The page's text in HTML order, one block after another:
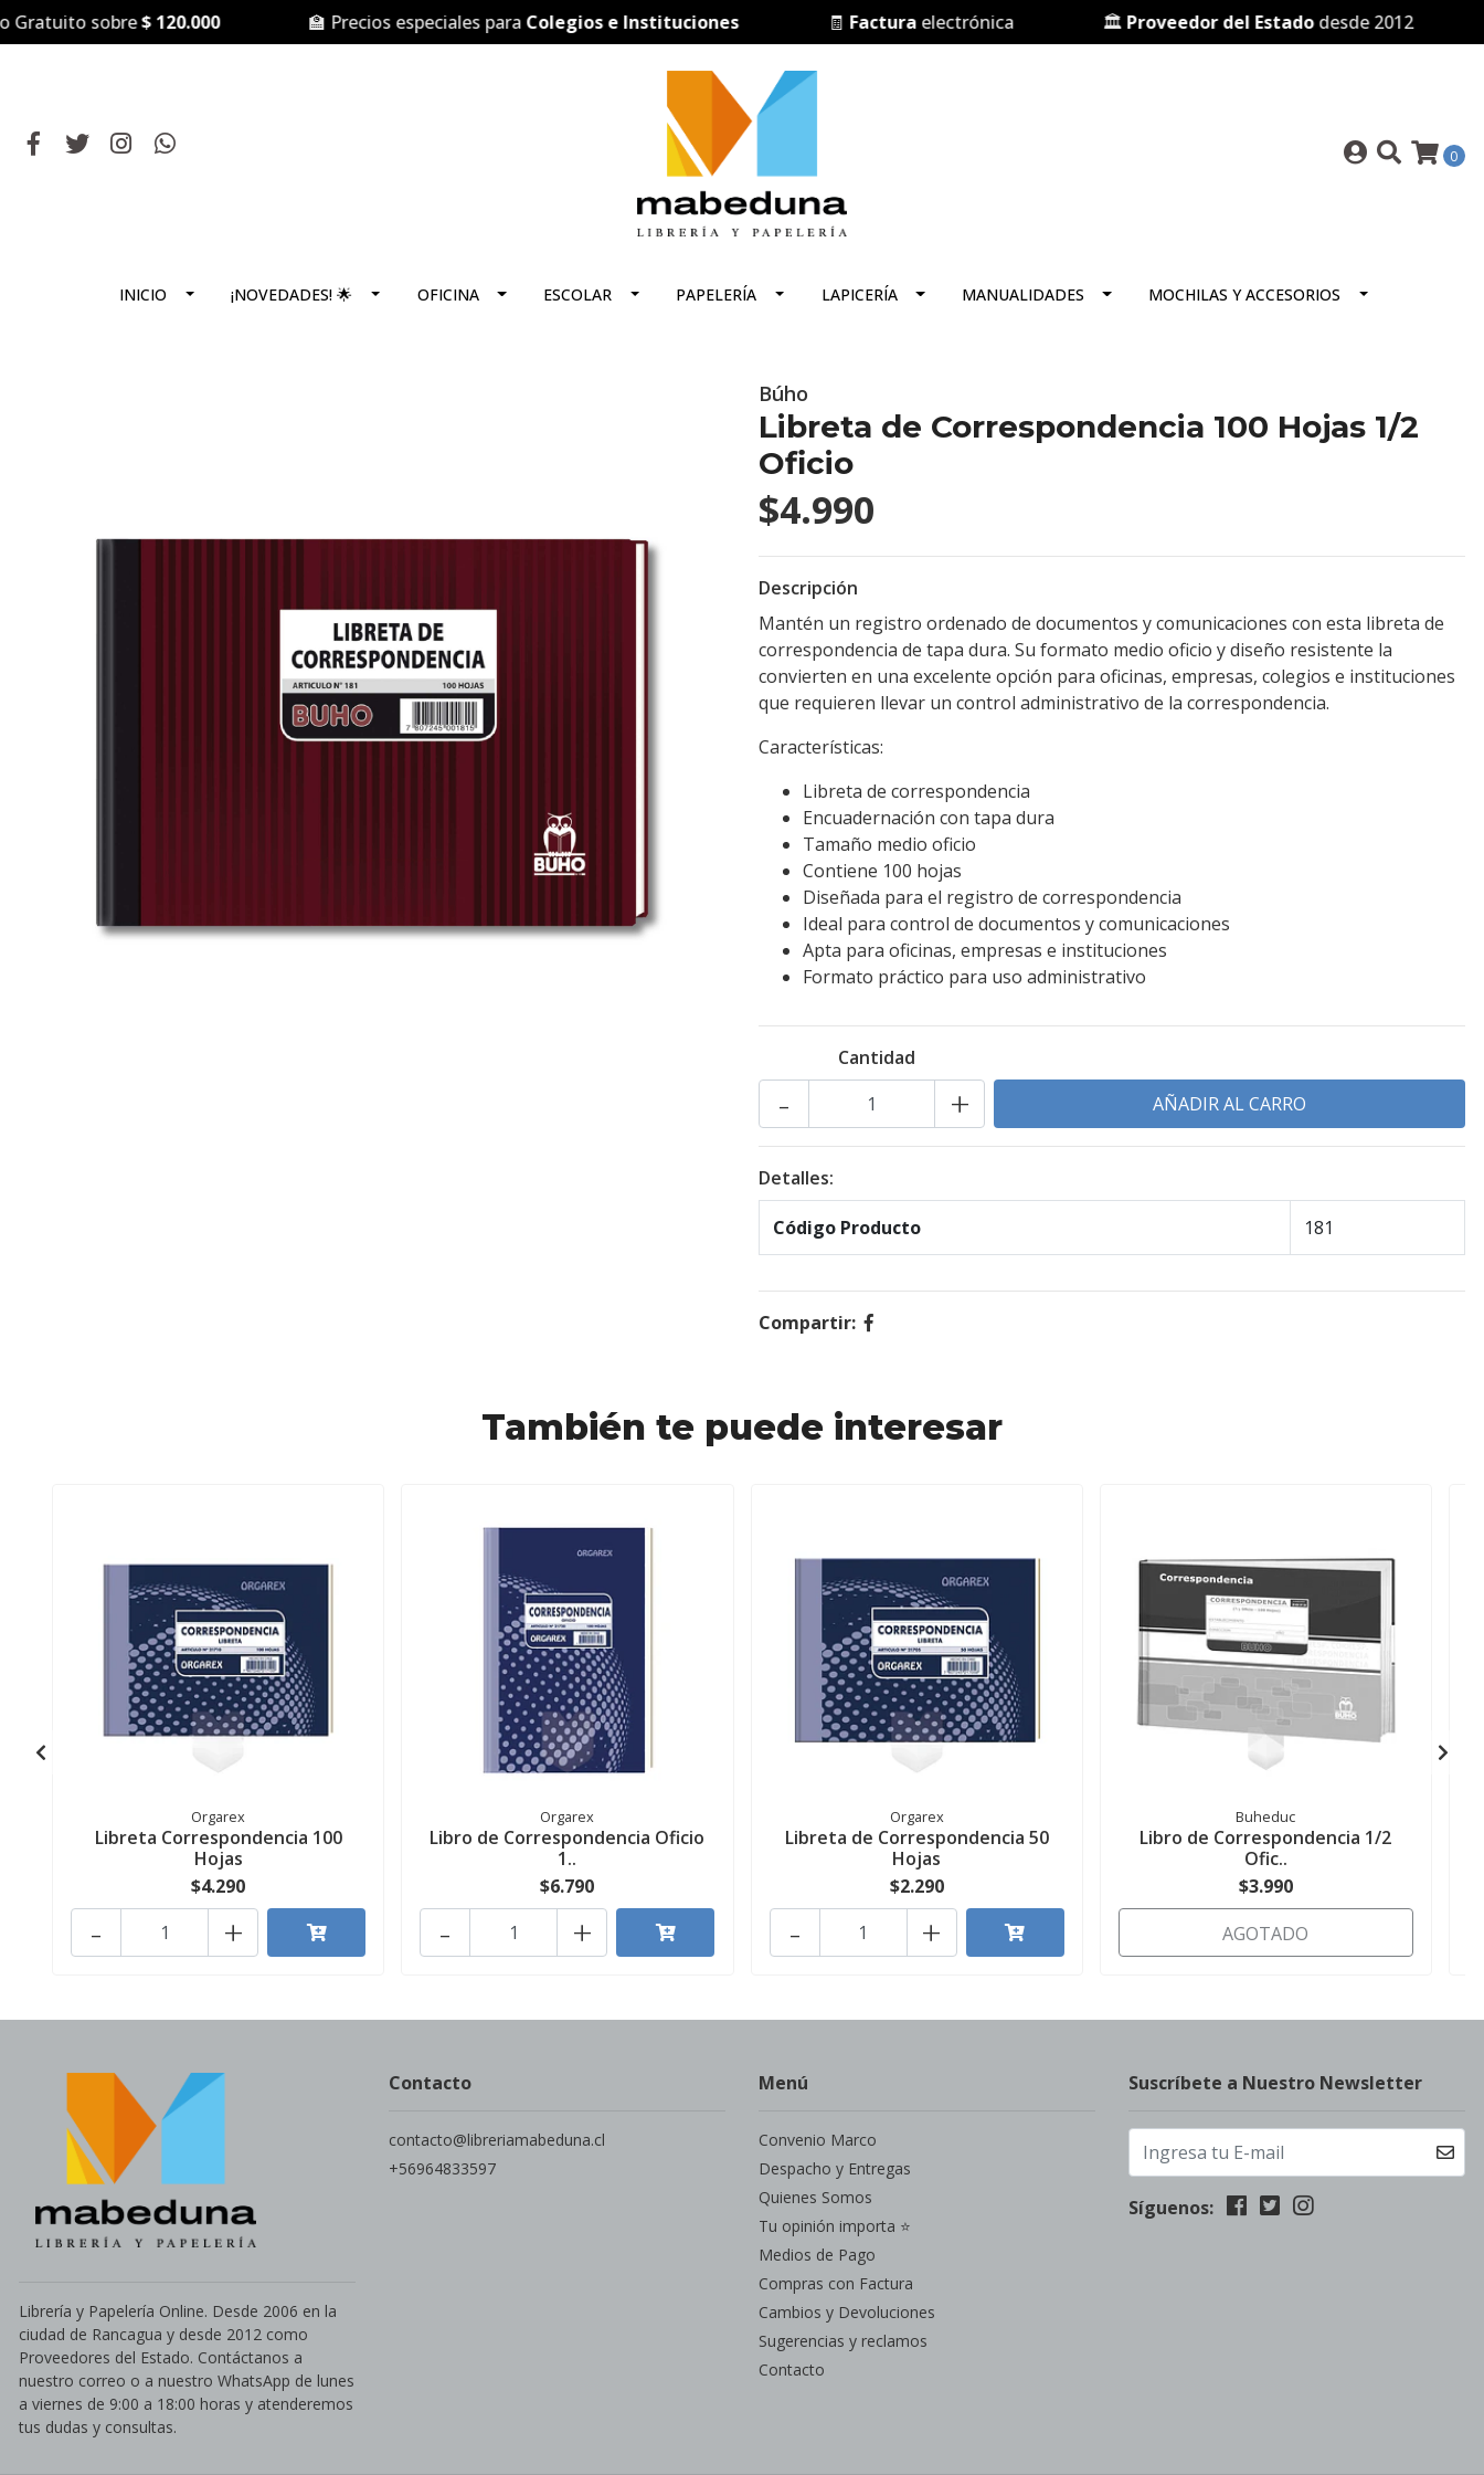
sobre$ 120.000 🏫 Precios especiales paraColegios e Instituciones Facturaelectrónica Proveedor del Estadodesde 2012
0
INICIO ¡NOVEDADES! 🌟 OFICINA ESCOLAR PAPELERÍA LAPICERÍA MANUALIDADES MOCHILAS Y ACCESORIOS
Búho
Libreta de Correspondencia 100 Hojas 1/2
Oficio
$4.990
Descripción
Mantén un registro ordenado de documentos y comunicaciones con esta libreta de
correspondencia de tapa dura. Su formato medio oficio y diseño resistente la
convierten en una excelente opción para oficinas, empresas, colegios e instituciones
que requieren llevar un control administrativo de la correspondencia.
Características:
Libreta de correspondencia
Encuadernación con tapa dura
Tamaño medio oficio
Contiene 100 hojas
Diseñada para el registro de correspondencia
Ideal para control de documentos y comunicaciones
Apta para oficinas, empresas e instituciones
Formato práctico para uso administrativo
Cantidad
+
-
Detalles:
Código Producto 181
Compartir:
También te puede interesar
Orgarex
Libreta Correspondencia 100
Hojas
$4.290
+
-
Orgarex
Libro de Correspondencia Oficio
1..
$6.790
+
-
Orgarex
Libreta de Correspondencia 50
Hojas
$2.290
+
-
Buheduc
Libro de Correspondencia 1/2
Ofic..
$3.990
AGOTADO
Librería y Papelería Online. Desde 2006 en la
ciudad de Rancagua y desde 2012 como
Proveedores del Estado. Contáctanos a
nuestro correo o a nuestro WhatsApp de lunes
a viernes de 9:00 a 18:00 horas y atenderemos
tus dudas y consultas.
Contacto
contacto@libreriamabeduna.cl
+56964833597
Menú
Convenio Marco
Despacho y Entregas
Quienes Somos
Tu opinión importa ⭐
Medios de Pago
Compras con Factura
Cambios y Devoluciones
Sugerencias y reclamos
Contacto
Suscríbete a Nuestro Newsletter
Síguenos: